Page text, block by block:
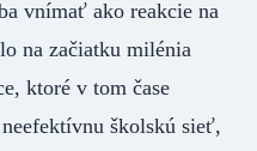
vnímať ako reakcie na
na začiatku milénia
ktoré v tom čase
školskú sieť,